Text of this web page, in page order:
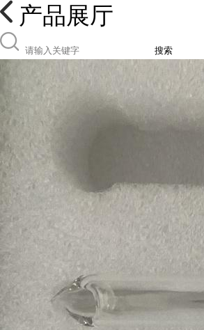
产品展厅
搜索